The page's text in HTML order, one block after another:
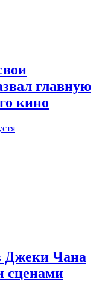
главную
кино
Джеки Чана
сценами